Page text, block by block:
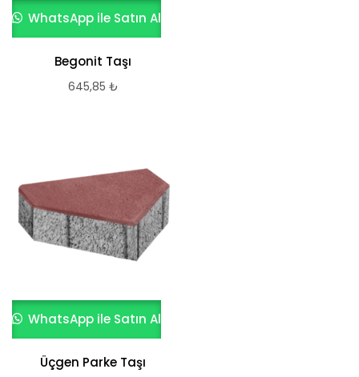
WhatsApp ile Satın Al
Begonit Taşı
645,85 ₺
WhatsApp ile Satın Al
Üçgen Parke Taşı